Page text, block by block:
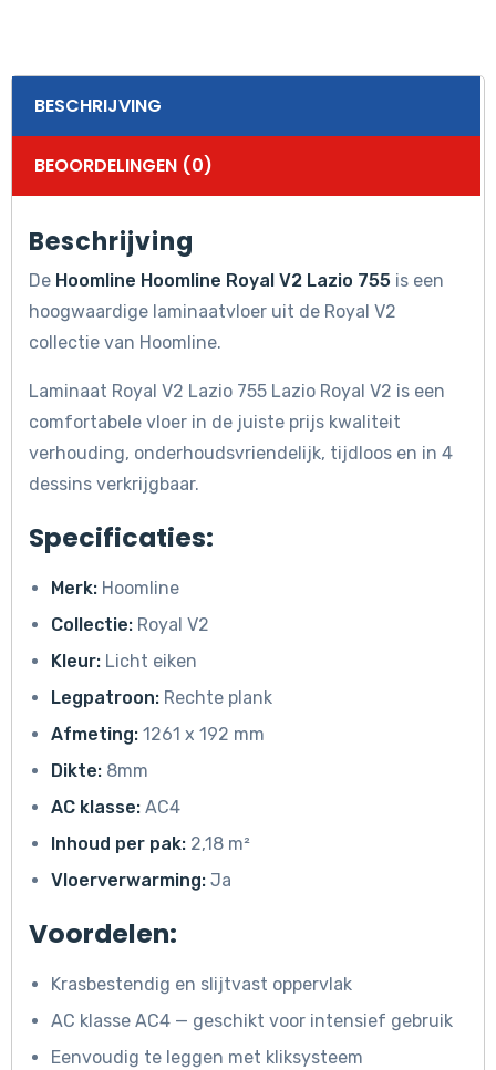
BESCHRIJVING
BEOORDELINGEN (0)
Beschrijving
De Hoomline Hoomline Royal V2 Lazio 755 is een
hoogwaardige laminaatvloer uit de Royal V2
collectie van Hoomline.
Laminaat Royal V2 Lazio 755 Lazio Royal V2 is een
comfortabele vloer in de juiste prijs kwaliteit
verhouding, onderhoudsvriendelijk, tijdloos en in 4
dessins verkrijgbaar.
Specificaties:
Merk: Hoomline
Collectie: Royal V2
Kleur: Licht eiken
Legpatroon: Rechte plank
Afmeting: 1261 x 192 mm
Dikte: 8mm
AC klasse: AC4
Inhoud per pak: 2,18 m²
Vloerverwarming: Ja
Voordelen:
Krasbestendig en slijtvast oppervlak
AC klasse AC4 — geschikt voor intensief gebruik
Eenvoudig te leggen met kliksysteem